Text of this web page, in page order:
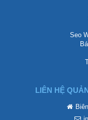
Seo
LIÊN HỆ